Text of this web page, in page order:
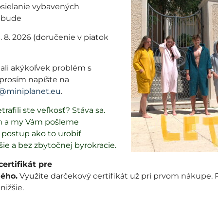
škôlky alebo školy. Dnes máme v ponuke tepláky pre:
z vnútornej strany pásu. Guma v teplákoch je
sa stiahnuť.
členkoch. Patenty na našich modeloch su vo
97% bavlana a 3% lycra. Tento materiál zabezpečí
vybavených
8. 2026 (doručenie v piatok
akýkoľvek problém s
napíšte na
.
ste veľkosť? Stáva sa.
a my Vám pošleme
ako to urobiť
a bez zbytočnej byrokracie.
pre
Využite darčekový certifikát už pri prvom nákupe.